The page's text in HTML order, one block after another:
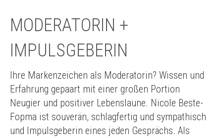
MODERATORIN +
IMPULSGEBERIN
Ihre Markenzeichen als Moderatorin? Wissen und
Erfahrung gepaart mit einer großen Portion
Neugier und positiver Lebenslaune. Nicole Beste-
Fopma ist souverän, schlagfertig und sympathisch
und Impulsgeberin eines jeden Gesprächs. Als